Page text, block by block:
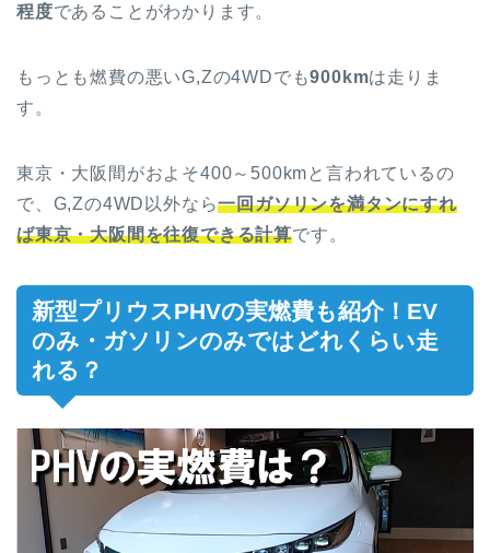
程度であることがわかります。
もっとも燃費の悪いG,Zの4WDでも900kmは走りま
す。
東京・大阪間がおよそ400～500kmと言われているの
で、G,Zの4WD以外なら一回ガソリンを満タンにすれ
ば東京・大阪間を往復できる計算です。
新型プリウスPHVの実燃費も紹介！EV
のみ・ガソリンのみではどれくらい走
れる？